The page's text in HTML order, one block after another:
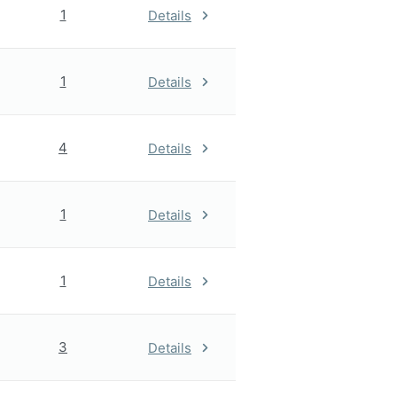
1 Details
1 Details
4 Details
1 Details
1 Details
3 Details